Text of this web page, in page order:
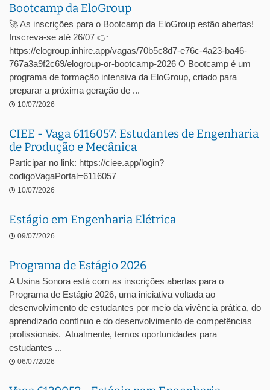
Bootcamp da EloGroup
🚀 As inscrições para o Bootcamp da EloGroup estão abertas!
Inscreva-se até 26/07 👉
https://elogroup.inhire.app/vagas/70b5c8d7-e76c-4a23-ba46-
767a3a9f2c69/elogroup-or-bootcamp-2026 O Bootcamp é um
programa de formação intensiva da EloGroup, criado para
preparar a próxima geração de ...
10/07/2026
CIEE - Vaga 6116057: Estudantes de Engenharia
de Produção e Mecânica
Participar no link: https://ciee.app/login?
codigoVagaPortal=6116057
10/07/2026
Estágio em Engenharia Elétrica
09/07/2026
Programa de Estágio 2026
A Usina Sonora está com as inscrições abertas para o
Programa de Estágio 2026, uma iniciativa voltada ao
desenvolvimento de estudantes por meio da vivência prática, do
aprendizado contínuo e do desenvolvimento de competências
profissionais. Atualmente, temos oportunidades para
estudantes ...
06/07/2026